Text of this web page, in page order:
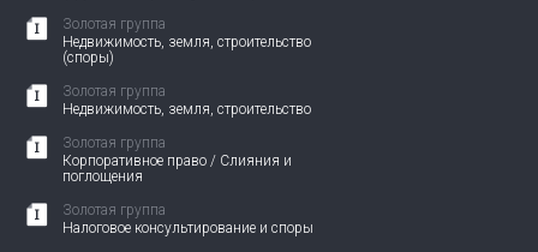
Золотая группа
Недвижимость, земля, строительство
(споры)
Золотая группа
Недвижимость, земля, строительство
Золотая группа
Корпоративное право / Слияния и
поглощения
Золотая группа
Налоговое консультирование и споры